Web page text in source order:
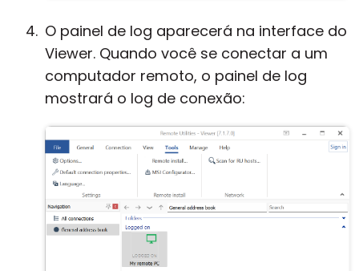
O painel de log aparecerá na interface do
Viewer. Quando você se conectar a um
computador remoto, o painel de log
mostrará o log de conexão: